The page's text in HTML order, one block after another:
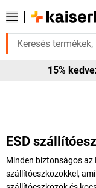
rá? Válogatott
15%
ESD
Minden biztonságos az
szállítóeszközökkel,